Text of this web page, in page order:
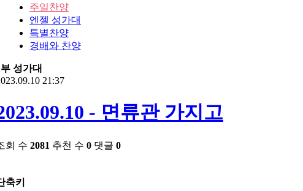
주일찬양
엔젤 성가대
특별찬양
경배와 찬양
성가대
21:37
- 면류관 가지고
회 수 2081 추천 수 0 댓글 0
축키